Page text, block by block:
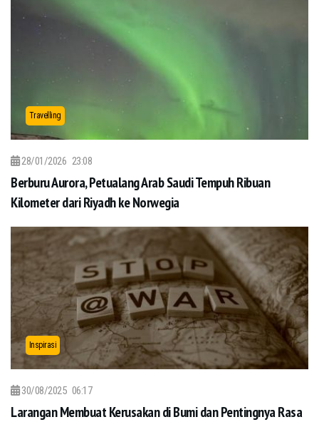
Travelling
28/01/2026 23:08
Berburu Aurora, Petualang Arab Saudi Tempuh Ribuan
Kilometer dari Riyadh ke Norwegia
Inspirasi
30/08/2025 06:17
Larangan Membuat Kerusakan di Bumi dan Pentingnya Rasa